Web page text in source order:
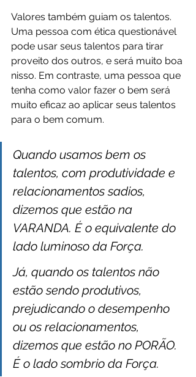
Valores também guiam os talentos.
Uma pessoa com ética questionável
pode usar seus talentos para tirar
proveito dos outros, e será muito boa
nisso. Em contraste, uma pessoa que
tenha como valor fazer o bem será
muito eficaz ao aplicar seus talentos
para o bem comum.
Quando usamos bem os
talentos, com produtividade e
relacionamentos sadios,
dizemos que estão na
VARANDA. É o equivalente do
lado luminoso da Força.
Já, quando os talentos não
estão sendo produtivos,
prejudicando o desempenho
ou os relacionamentos,
dizemos que estão no PORÃO.
É o lado sombrio da Força.